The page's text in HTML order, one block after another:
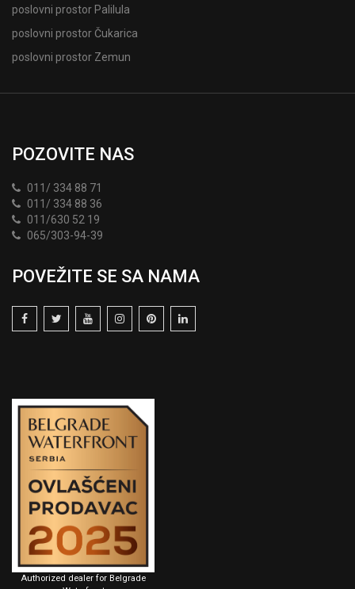
poslovni prostor Palilula
poslovni prostor Čukarica
poslovni prostor Zemun
POZOVITE NAS
011/ 334 88 71
011/ 334 88 36
011/630 52 19
065/303-94-39
POVEŽITE SE SA NAMA
Authorized dealer for Belgrade